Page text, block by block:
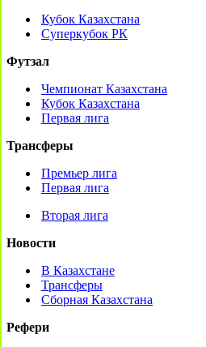
Кубок Казахстана
Суперкубок РК
Футзал
Чемпионат Казахстана
Кубок Казахстана
Первая лига
Трансферы
Премьер лига
Первая лига
Вторая лига
Новости
В Казахстане
Трансферы
Сборная Казахстана
Рефери